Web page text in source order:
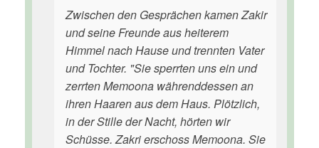
Zwischen den Gesprächen kamen Zakir
und seine Freunde aus heiterem
Himmel nach Hause und trennten Vater
und Tochter. "Sie sperrten uns ein und
zerrten Memoona währenddessen an
ihren Haaren aus dem Haus. Plötzlich,
in der Stille der Nacht, hörten wir
Schüsse. Zakri erschoss Memoona. Sie